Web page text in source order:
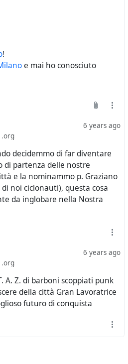
!
e mai ho conosciuto
6 years ago
decidemmo di far diventare
di partenza delle nostre
e la nominammo p. Graziano
noi ciclonauti), questa cosa
da inglobare nella Nostra
6 years ago
A. Z. di barboni scoppiati punk
della città Gran Lavoratrice
futuro di conquista